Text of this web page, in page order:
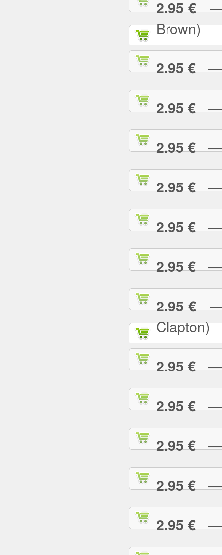
2.95 €—
Brown)
2.95 €—
2.95 €—
2.95 €—
2.95 €—
2.95 €—
2.95 €—
2.95 €—
Clapton)
2.95 €—
2.95 €—
2.95 €—
2.95 €—
2.95 €—